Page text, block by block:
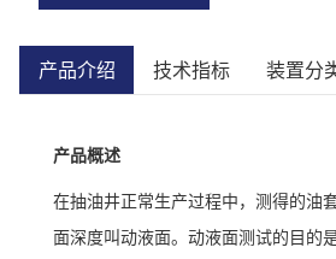
产品介绍 技术指标 装置分
产品概述
在抽油井正常生产过程中，测得的油
面深度叫动液面。动液面测试的目的